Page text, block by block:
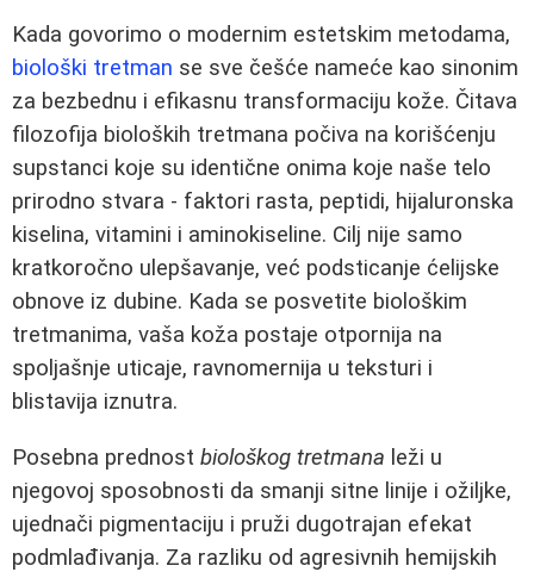
Kada govorimo o modernim estetskim metodama,
biološki tretman se sve češće nameće kao sinonim
za bezbednu i efikasnu transformaciju kože. Čitava
filozofija bioloških tretmana počiva na korišćenju
supstanci koje su identične onima koje naše telo
prirodno stvara - faktori rasta, peptidi, hijaluronska
kiselina, vitamini i aminokiseline. Cilj nije samo
kratkoročno ulepšavanje, već podsticanje ćelijske
obnove iz dubine. Kada se posvetite biološkim
tretmanima, vaša koža postaje otpornija na
spoljašnje uticaje, ravnomernija u teksturi i
blistavija iznutra.
Posebna prednost biološkog tretmana leži u
njegovoj sposobnosti da smanji sitne linije i ožiljke,
ujednači pigmentaciju i pruži dugotrajan efekat
podmlađivanja. Za razliku od agresivnih hemijskih